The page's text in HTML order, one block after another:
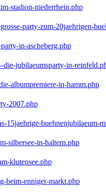
stadion-niederrhein.php
party-zum-20jaehrigen-
in-ascheberg.php
die-jubilaeumsparty-in-
albumpremiere-in-hamm.php
2007.php
15jaehrige-buehnenjubilaeum-
silbersee-in-haltern.php
klutensee.php
beim-enniger-markt.php